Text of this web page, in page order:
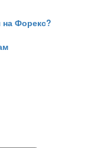
на Форекс?